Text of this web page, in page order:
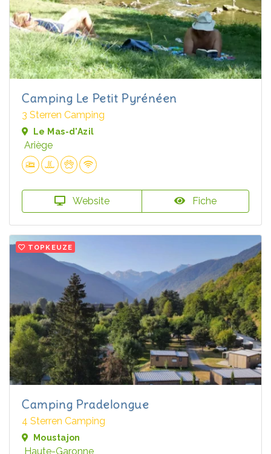
Camping Le Petit Pyrénéen
3 Sterren Camping
Le Mas-d'Azil
Ariège
Website Fiche
TOPKEUZE
Camping Pradelongue
4 Sterren Camping
Moustajon
Haute-Garonne